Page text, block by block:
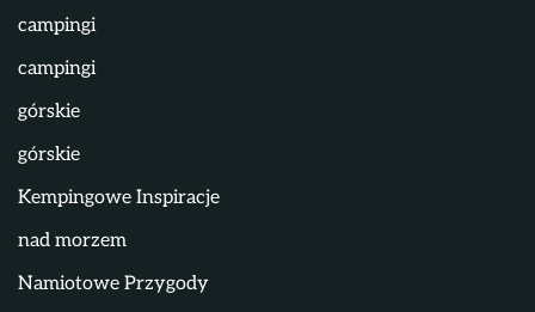
campingi
campingi
górskie
górskie
Kempingowe Inspiracje
nad morzem
Namiotowe Przygody